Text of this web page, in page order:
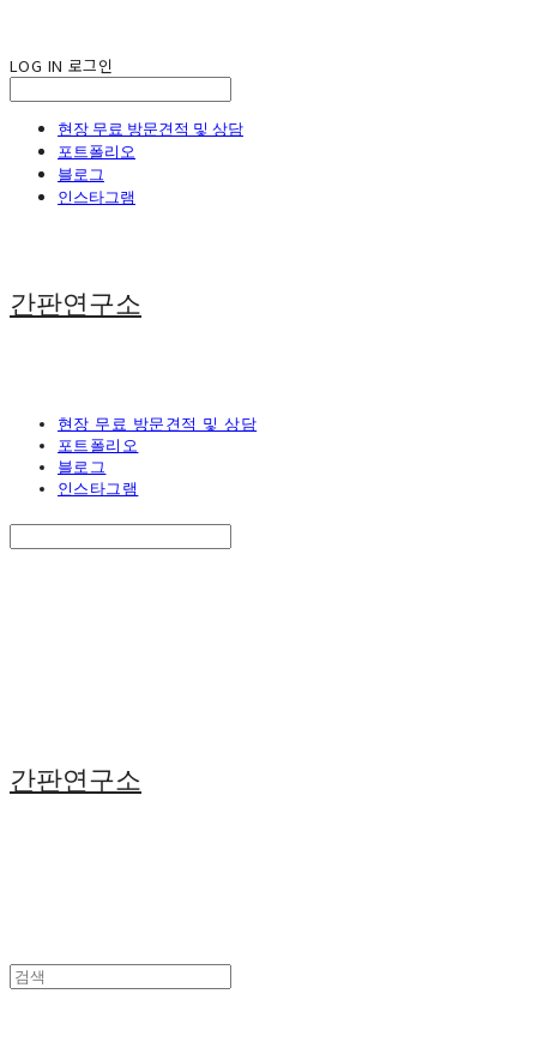
LOG IN 로그인
현장 무료 방문견적 및 상담
포트폴리오
블로그
인스타그램
간판연구소
현장 무료 방문견적 및 상담
포트폴리오
블로그
인스타그램
간판연구소